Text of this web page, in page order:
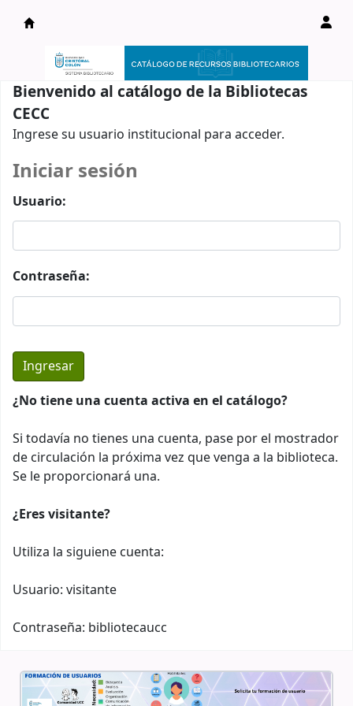
Catálogo en línea
Bienvenido al catálogo de la Bibliotecas
CECC
Ingrese su usuario institucional para acceder.
Iniciar sesión
Usuario:
Contraseña:
¿No tiene una cuenta activa en el catálogo?
Si todavía no tienes una cuenta, pase por el mostrador
de circulación la próxima vez que venga a la biblioteca.
Se le proporcionará una.
¿Eres visitante?
Utiliza la siguiene cuenta:
Usuario: visitante
Contraseña: bibliotecaucc